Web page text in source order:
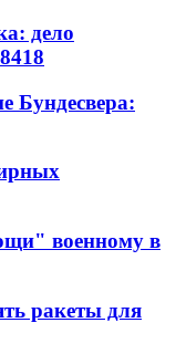
дело
8418
Бундесвера:
военному в
ракеты для